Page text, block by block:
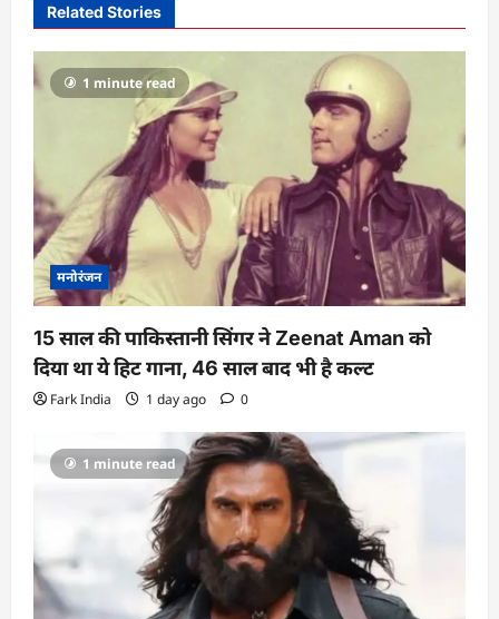
g
a
o
n
Related Stories
1 minute read
मनोरंजन
15 साल की पाकिस्तानी सिंगर ने Zeenat Aman को
दिया था ये हिट गाना, 46 साल बाद भी है कल्ट
Fark India 1 day ago 0
1 minute read